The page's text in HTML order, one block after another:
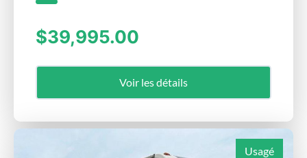
$39,995.00
Voir les détails
Usagé